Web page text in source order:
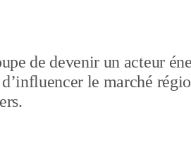
de devenir un acteur
le marché